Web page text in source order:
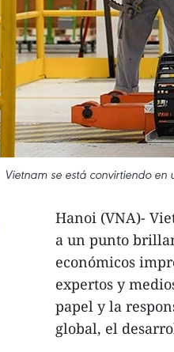
Vietnam se está convirtiendo
Hanoi (VNA)-
a un punto
económicos
expertos y
papel y la
global, el